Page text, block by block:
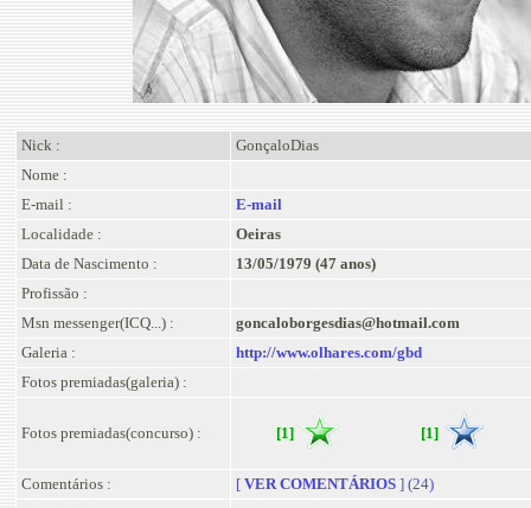
Nick :
GonçaloDias
Nome :
E-mail :
E-mail
Localidade :
Oeiras
Data de Nascimento :
13/05/1979 (47 anos)
Profissão :
Msn messenger(ICQ...) :
goncaloborgesdias@hotmail.com
Galeria :
http://www.olhares.com/gbd
Fotos premiadas(galeria) :
Fotos premiadas(concurso) : [1] [1]
Comentários : [ VER COMENTÁRIOS ] (24)